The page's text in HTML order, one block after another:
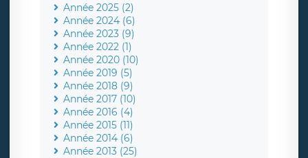
Année 2025 (2)
Année 2024 (6)
Année 2023 (9)
Année 2022 (1)
Année 2020 (10)
Année 2019 (5)
Année 2018 (9)
Année 2017 (10)
Année 2016 (4)
Année 2015 (11)
Année 2014 (6)
Année 2013 (25)